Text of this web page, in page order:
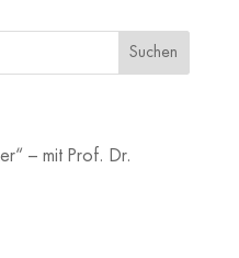
– mit Prof. Dr.